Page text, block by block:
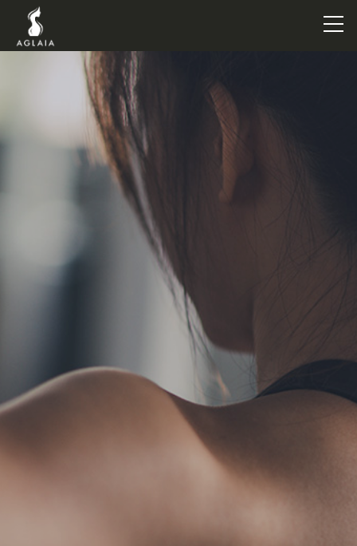
METHOD
PRICE
FAQ
FLOW
AGLAIA Blog
TERMS